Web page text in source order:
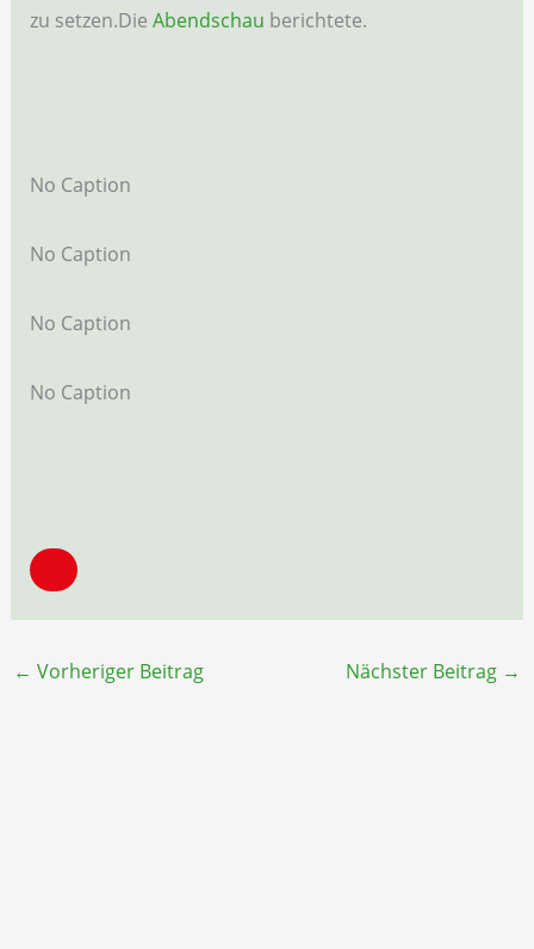
zu setzen.Die Abendschau berichtete.
No Caption
No Caption
No Caption
No Caption
← Vorheriger Beitrag Nächster Beitrag →